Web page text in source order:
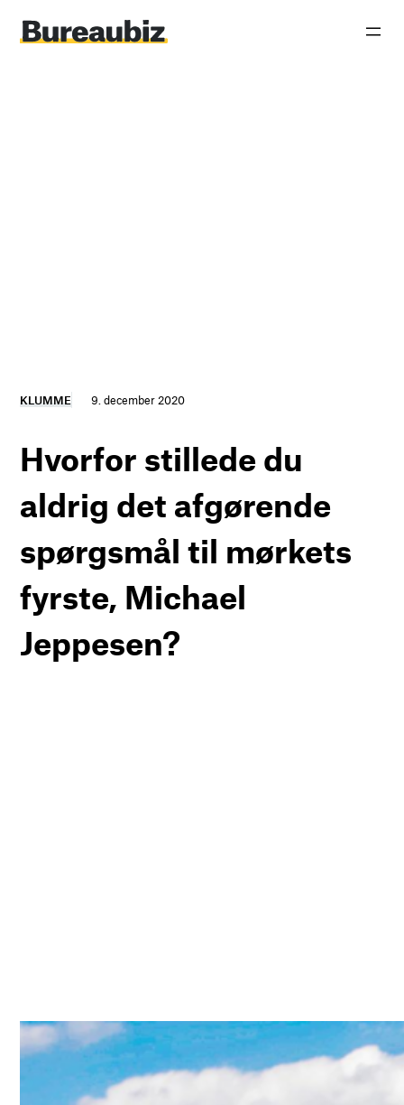
indhold
KLUMME 9. december 2020
Hvorfor stillede du
aldrig det afgørende
spørgsmål til mørkets
fyrste, Michael
Jeppesen?